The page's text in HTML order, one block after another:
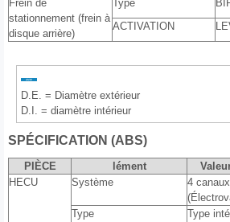
Frein de
stationnement (frein à
disque arrière)
Type
ACTIVATION
D.E. = Diamètre extérieur
D.I. = diamètre intérieur
SPÉCIFICATION (ABS)
PIÈCE lément
HECU
Système
4
Type
Type